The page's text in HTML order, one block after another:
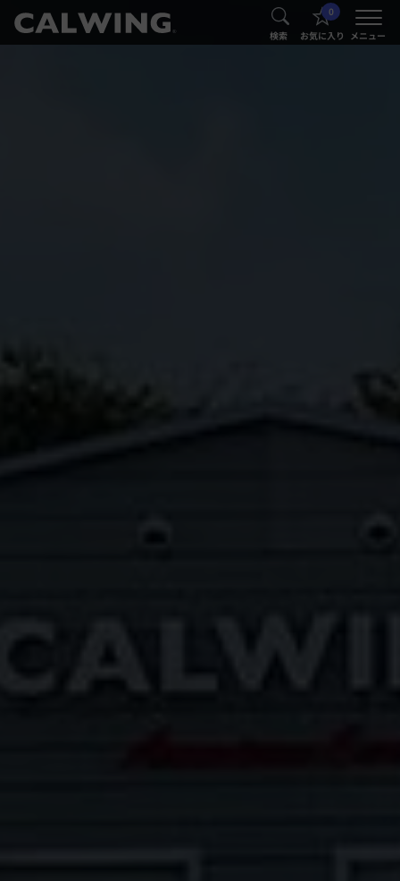
® 検索
0
お気に入り メニュー
®